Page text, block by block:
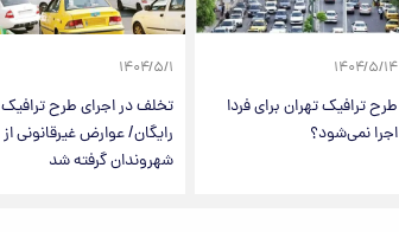
۱۴۰۴/۵/۱۴
طرح ترافیک تهران برای فردا
اجرا نمی‌شود؟
۱۴۰۴/۵/۱
تخلف در اجرای طرح ترافیک
رایگان/ عوارض غیرقانونی از
شهروندان گرفته شد